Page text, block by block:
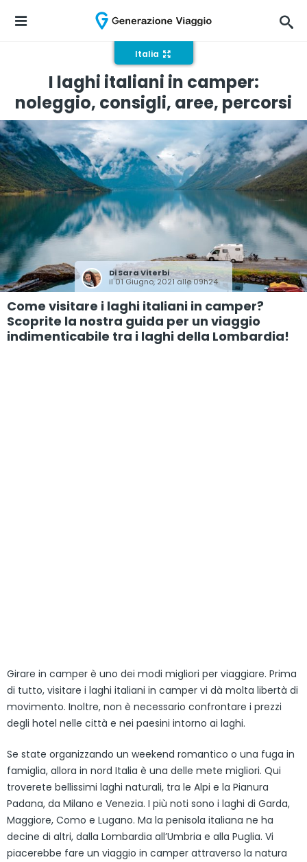
Italia
I laghi italiani in camper:
noleggio, consigli, aree, percorsi
DiSara Viterbi
il 01 Giugno, 2021 alle 09h24
Come visitare i laghi italiani in camper?
Scoprite la nostra guida per un viaggio
indimenticabile tra i laghi della Lombardia!
Girare in camper è uno dei modi migliori per viaggiare. Prima
di tutto, visitare i laghi italiani in camper vi dà molta libertà di
movimento. Inoltre, non è necessario confrontare i prezzi
degli hotel nelle città e nei paesini intorno ai laghi.
Se state organizzando un weekend romantico o una fuga in
famiglia, allora in nord Italia è una delle mete migliori. Qui
troverete bellissimi laghi naturali, tra le Alpi e la Pianura
Padana, da Milano e Venezia. I più noti sono i laghi di Garda,
Maggiore, Como e Lugano. Ma la penisola italiana ne ha
decine di altri, dalla Lombardia all’Umbria e alla Puglia. Vi
piacerebbe fare un viaggio in camper attraverso la natura